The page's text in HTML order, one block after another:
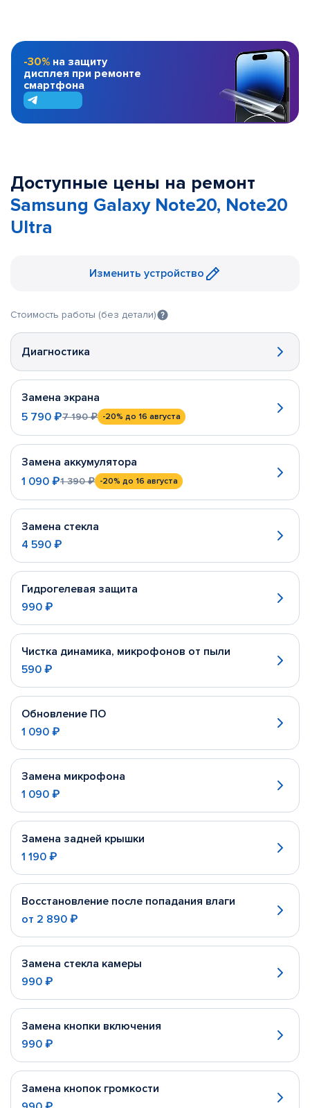
-30% на защиту
дисплея при ремонте
смартфона
Доступные цены на ремонт
Samsung Galaxy Note20, Note20
Ultra
Изменить устройство
Стоимость работы (без детали)
Диагностика
Замена экрана
5 790 ₽7 190 ₽ -20% до 16 августа
Замена аккумулятора
1 090 ₽1 390 ₽ -20% до 16 августа
Замена стекла
4 590 ₽
Гидрогелевая защита
990 ₽
Чистка динамика, микрофонов от пыли
590 ₽
Обновление ПО
1 090 ₽
Замена микрофона
1 090 ₽
Замена задней крышки
1 190 ₽
Восстановление после попадания влаги
от 2 890 ₽
Замена стекла камеры
990 ₽
Замена кнопки включения
990 ₽
Замена кнопок громкости